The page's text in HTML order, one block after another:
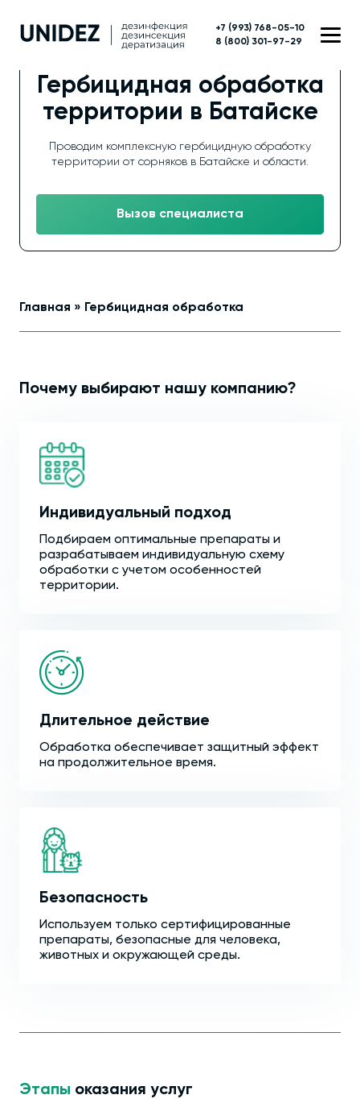
+7 (993) 768-05-10
8 (800) 301-97-29
Гербицидная обработка
территории в Батайске
Проводим комплексную гербицидную обработку
территории от сорняков в Батайске и области.
Вызов специалиста
Главная » Гербицидная обработка
Почему выбирают нашу компанию?
Индивидуальный подход
Подбираем оптимальные препараты и
разрабатываем индивидуальную схему
обработки с учетом особенностей
территории.
Длительное действие
Обработка обеспечивает защитный эффект
на продолжительное время.
Безопасность
Используем только сертифицированные
препараты, безопасные для человека,
животных и окружающей среды.
Этапы оказания услуг